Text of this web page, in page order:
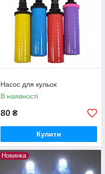
Насос для кульок
В наявності
80 ₴
Купити
Новинка